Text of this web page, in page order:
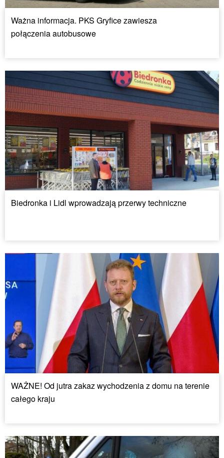
Ważna informacja. PKS Gryfice zawiesza
połączenia autobusowe
Biedronka i Lidl wprowadzają przerwy techniczne
WAŻNE! Od jutra zakaz wychodzenia z domu na terenie
całego kraju